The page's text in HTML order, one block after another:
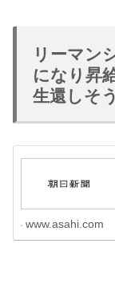
リーマン
になり昇
生還しそ
www.asahi.com